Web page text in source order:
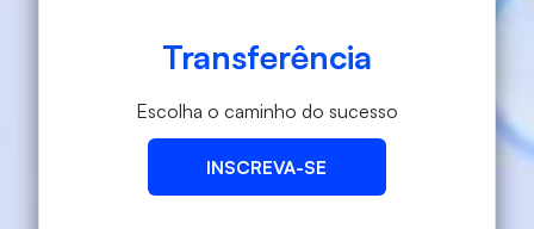
Transferência
Escolha o caminho do sucesso
INSCREVA-SE